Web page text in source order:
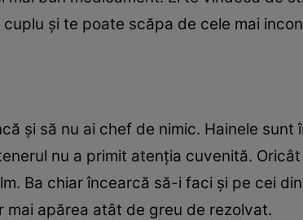
şi te poate scăpa de cele mai
şi să nu ai chef de nimic. Hainele sunt
nu a primit atenţia cuvenită.
Ba chiar încearcă să-i faci şi pe cei
apărea atât de greu de rezolvat.